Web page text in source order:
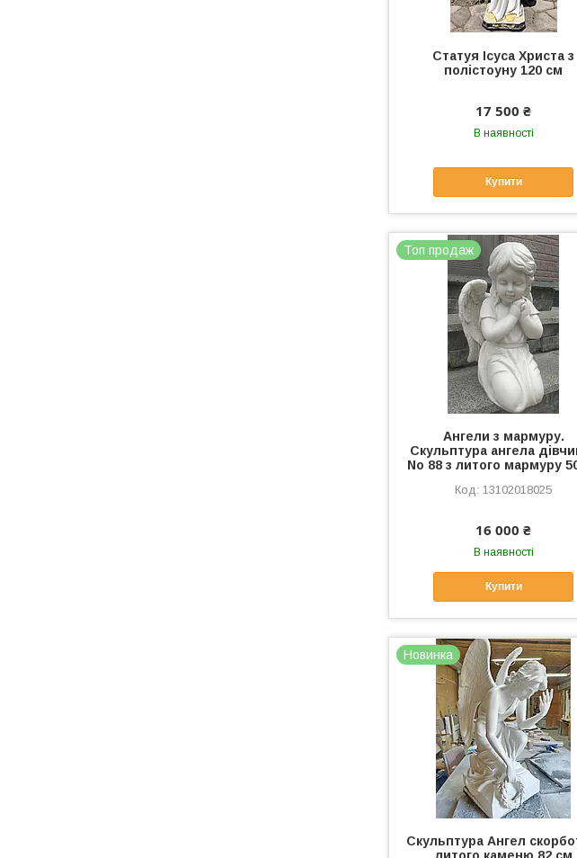
Статуя Ісуса Христа з
полістоуну 120 см
17 500 ₴
В наявності
Купити
Топ продаж
Ангели з мармуру.
Скульптура ангела
No 88 з литого мармуру
13102018025
16 000 ₴
В наявності
Купити
Новинка
Скульптура Ангел
литого каменю 82 см